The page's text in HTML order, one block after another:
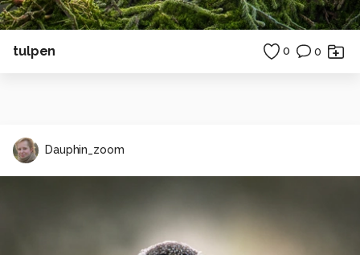
tulpen 0 0
Dauphin_zoom